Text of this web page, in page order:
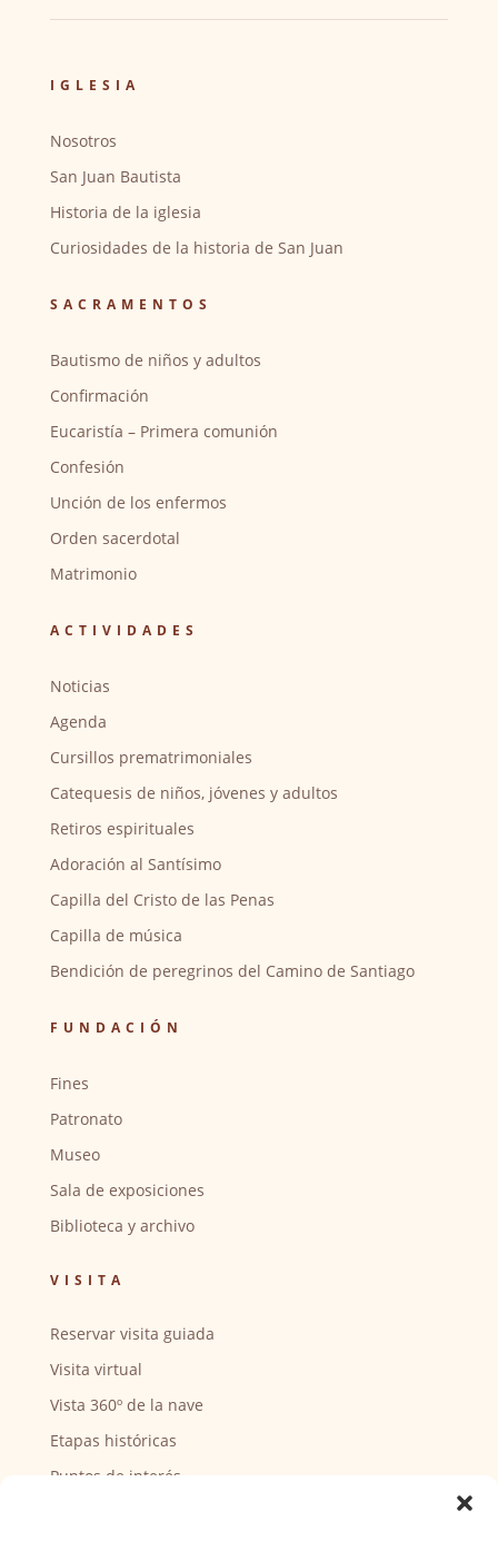
IGLESIA
Nosotros
San Juan Bautista
Historia de la iglesia
Curiosidades de la historia de San Juan
SACRAMENTOS
Bautismo de niños y adultos
Confirmación
Eucaristía – Primera comunión
Confesión
Unción de los enfermos
Orden sacerdotal
Matrimonio
ACTIVIDADES
Noticias
Agenda
Cursillos prematrimoniales
Catequesis de niños, jóvenes y adultos
Retiros espirituales
Adoración al Santísimo
Capilla del Cristo de las Penas
Capilla de música
Bendición de peregrinos del Camino de Santiago
FUNDACIÓN
Fines
Patronato
Museo
Sala de exposiciones
Biblioteca y archivo
VISITA
Reservar visita guiada
Visita virtual
Vista 360º de la nave
Etapas históricas
Puntos de interés